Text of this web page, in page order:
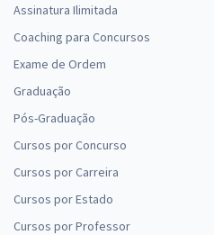
Assinatura Ilimitada
Coaching para Concursos
Exame de Ordem
Graduação
Pós-Graduação
Cursos por Concurso
Cursos por Carreira
Cursos por Estado
Cursos por Professor